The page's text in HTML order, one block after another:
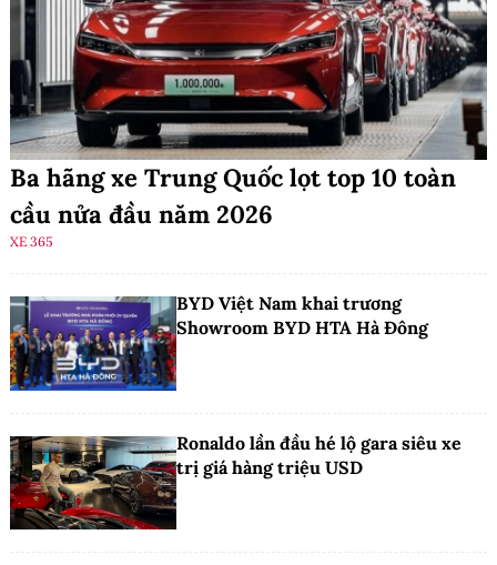
Ba hãng xe Trung Quốc lọt top 10 toàn
cầu nửa đầu năm 2026
XE 365
BYD Việt Nam khai trương
Showroom BYD HTA Hà Đông
Ronaldo lần đầu hé lộ gara siêu xe
trị giá hàng triệu USD